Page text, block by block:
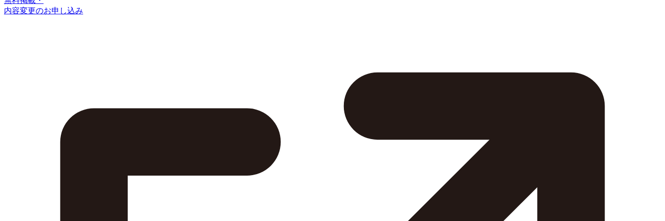
内容変更のお申し込み